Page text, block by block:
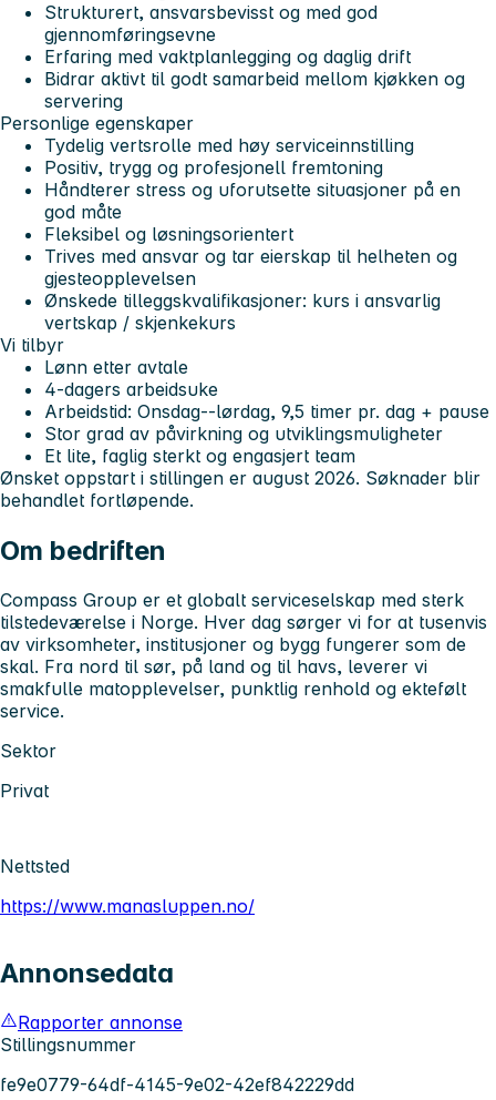
Strukturert, ansvarsbevisst og med god
gjennomføringsevne
Erfaring med vaktplanlegging og daglig drift
Bidrar aktivt til godt samarbeid mellom kjøkken og
servering
Personlige egenskaper
Tydelig vertsrolle med høy serviceinnstilling
Positiv, trygg og profesjonell fremtoning
Håndterer stress og uforutsette situasjoner på en
god måte
Fleksibel og løsningsorientert
Trives med ansvar og tar eierskap til helheten og
gjesteopplevelsen
Ønskede tilleggskvalifikasjoner: kurs i ansvarlig
vertskap / skjenkekurs
Vi tilbyr
Lønn etter avtale
4-dagers arbeidsuke
Arbeidstid: Onsdag--lørdag, 9,5 timer pr. dag + pause
Stor grad av påvirkning og utviklingsmuligheter
Et lite, faglig sterkt og engasjert team
Ønsket oppstart i stillingen er august 2026. Søknader blir
behandlet fortløpende.
Om bedriften
Compass Group er et globalt serviceselskap med sterk
tilstedeværelse i Norge. Hver dag sørger vi for at tusenvis
av virksomheter, institusjoner og bygg fungerer som de
skal. Fra nord til sør, på land og til havs, leverer vi
smakfulle matopplevelser, punktlig renhold og ektefølt
service.
Sektor
Privat
Nettsted
https://www.manasluppen.no/
Annonsedata
Rapporter annonse
Stillingsnummer
fe9e0779-64df-4145-9e02-42ef842229dd